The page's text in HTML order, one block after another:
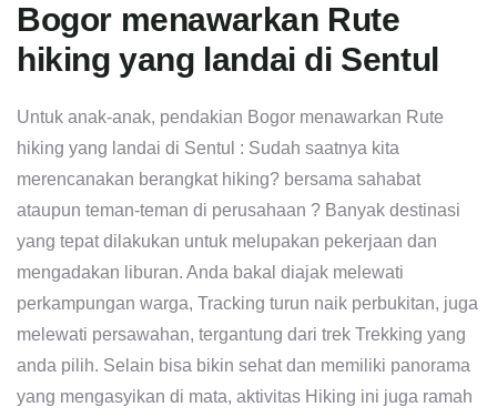
Bogor menawarkan Rute
hiking yang landai di Sentul
Untuk anak-anak, pendakian Bogor menawarkan Rute
hiking yang landai di Sentul : Sudah saatnya kita
merencanakan berangkat hiking? bersama sahabat
ataupun teman-teman di perusahaan ? Banyak destinasi
yang tepat dilakukan untuk melupakan pekerjaan dan
mengadakan liburan. Anda bakal diajak melewati
perkampungan warga, Tracking turun naik perbukitan, juga
melewati persawahan, tergantung dari trek Trekking yang
anda pilih. Selain bisa bikin sehat dan memiliki panorama
yang mengasyikan di mata, aktivitas Hiking ini juga ramah